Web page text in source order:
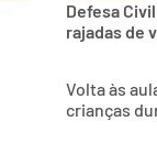
Defesa
rajadas de
Volta às
crianças